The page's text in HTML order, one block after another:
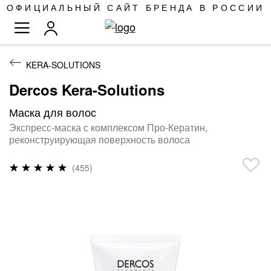
SKIP
TO
CONTENT
ОФИЦИАЛЬНЫЙ САЙТ БРЕНДА В РОССИИ
KERA-SOLUTIONS
Dercos Kera-Solutions
Маска для волос
Экспресс-маска с комплексом Про-Кератин,
реконструирующая поверхность волоса
Рейтинг:
(455)